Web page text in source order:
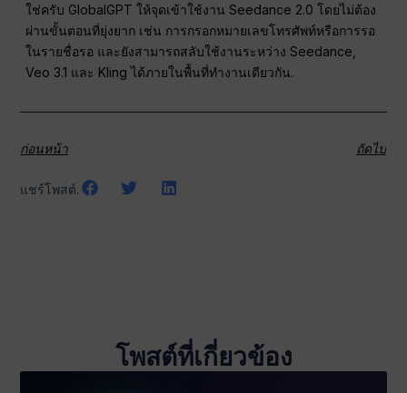
ใช่ครับ GlobalGPT ให้จุดเข้าใช้งาน Seedance 2.0 โดยไม่ต้อง
ผ่านขั้นตอนที่ยุ่งยาก เช่น การกรอกหมายเลขโทรศัพท์หรือการรอ
ในรายชื่อรอ และยังสามารถสลับใช้งานระหว่าง Seedance,
Veo 3.1 และ Kling ได้ภายในพื้นที่ทำงานเดียวกัน.
ก่อนหน้า ถัดไป
แชร์โพสต์:
โพสต์ที่เกี่ยวข้อง